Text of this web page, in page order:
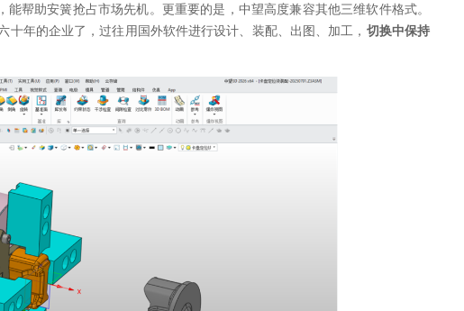
能帮助安簧抢占市场先机。更重要的是，中望高度兼容其他三维软件格式。
年的企业了，过往用国外软件进行设计、装配、出图、加工， 切换中保持